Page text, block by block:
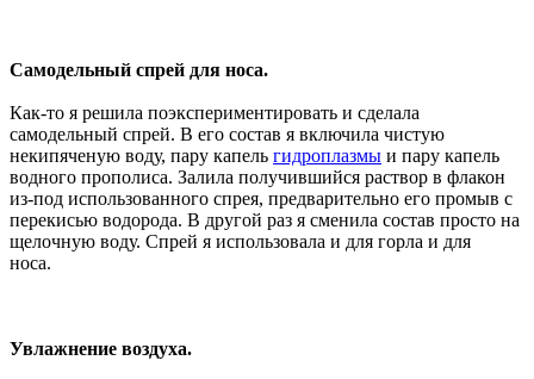
Самодельный спрей для носа.
Как-то я решила поэкспериментировать и сделала
самодельный спрей. В его состав я включила чистую
некипяченую воду, пару капель гидроплазмы и пару капель
водного прополиса. Залила получившийся раствор в флакон
из-под использованного спрея, предварительно его промыв с
перекисью водорода. В другой раз я сменила состав просто на
щелочную воду. Спрей я использовала и для горла и для
носа.
Увлажнение воздуха.